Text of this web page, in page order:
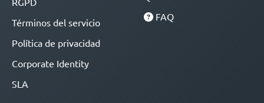
Términos del servicio
Política de privacidad
Corporate Identity
SLA
FAQ